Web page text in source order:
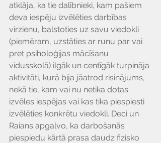
atklāja, ka tie dalībnieki, kam pašiem
deva iespēju izvēlēties darbības
virzienu, balstoties uz savu viedokli
(piemēram, uzstāties ar runu par vai
pret psiholoģijas mācīšanu
vidusskolā) ilgāk un centīgāk turpināja
aktivitāti, kurā bija jāatrod risinājums,
nekā tie, kam vai nu netika dotas
izvēles iespējas vai kas tika piespiesti
izvēlēties konkrētu viedokli. Deci un
Raians apgalvo, ka darbošanās
piespiedu kārtā prasa daudz fizisko